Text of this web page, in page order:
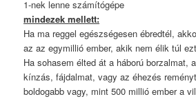
1-nek lenne számítógépe
mindezek mellett:
Ha ma reggel egészségesen ébredtél,
az az egymillió ember, akik nem élik túl
Ha sohasem élted át a háború borzalmat,
kínzás, fájdalmat, vagy az éhezés
boldogabb vagy, mint 500 millió ember a